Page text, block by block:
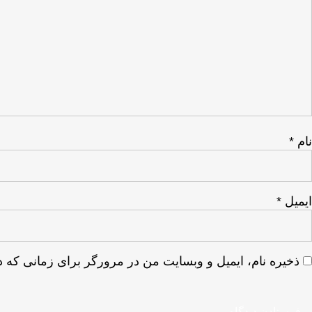
نام *
ایمیل *
ذخیره نام، ایمیل و وبسایت من در مرورگر برای زمانی که